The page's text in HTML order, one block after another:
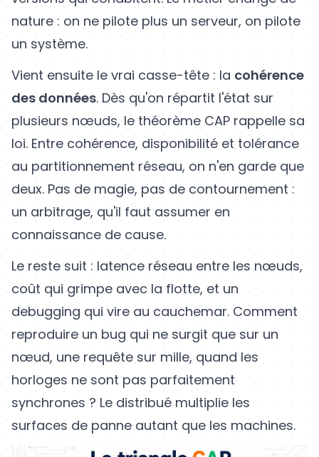
nature : on ne pilote plus un serveur, on pilote
un système.
Vient ensuite le vrai casse-tête : la cohérence
des données. Dès qu'on répartit l'état sur
plusieurs nœuds, le théorème CAP rappelle sa
loi. Entre cohérence, disponibilité et tolérance
au partitionnement réseau, on n'en garde que
deux. Pas de magie, pas de contournement :
un arbitrage, qu'il faut assumer en
connaissance de cause.
Le reste suit : latence réseau entre les nœuds,
coût qui grimpe avec la flotte, et un
debugging qui vire au cauchemar. Comment
reproduire un bug qui ne surgit que sur un
nœud, une requête sur mille, quand les
horloges ne sont pas parfaitement
synchrones ? Le distribué multiplie les
surfaces de panne autant que les machines.